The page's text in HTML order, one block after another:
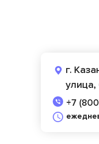
г.
улица,
+7